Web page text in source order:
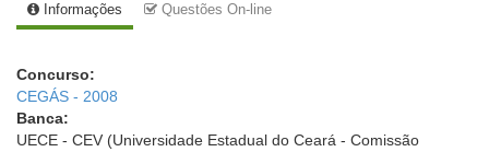
Informações Questões On-line
Concurso:
CEGÁS - 2008
Banca:
UECE - CEV (Universidade Estadual do Ceará - Comissão